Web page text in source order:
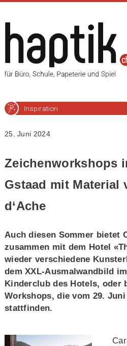
Inspiration
25. Juni 2024
Zeichenworkshops
Gstaad mit Material
d‘Ache
Auch diesen Sommer bietet
zusammen mit dem Hotel
wieder verschiedene
dem XXL-Ausmalwandbild
Kinderclub des Hotels, oder
Workshops, die vom 29.
stattfinden.